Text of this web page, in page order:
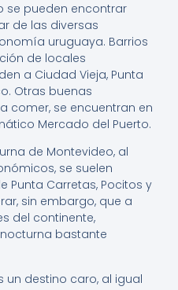
se pueden encontrar
de las diversas
uruguaya. Barrios
de locales
a Ciudad Vieja, Punta
Otras buenas
comer, se encuentran en
Mercado del Puerto.
de Montevideo, al
se suelen
Punta Carretas, Pocitos y
sin embargo, que a
del continente,
bastante
un destino caro, al igual